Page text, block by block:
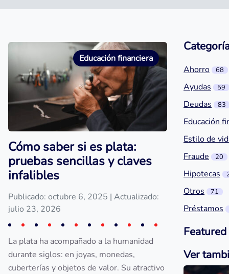
Educación financiera
Cómo saber si es plata:
pruebas sencillas y claves
infalibles
Publicado: octubre 6, 2025 | Actualizado:
julio 23, 2026
La plata ha acompañado a la humanidad
durante siglos: en joyas, monedas,
cuberterías y objetos de valor. Su atractivo
Ahorro 68
Ayudas 59
Deudas 83
Educación
Estilo de
Fraude
20
Hipotecas
Otros 71
Préstamos
Ver